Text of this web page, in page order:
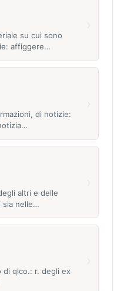
su cui sono
affiggere…
di notizie:
altri e delle
sia nelle…
di qlco.: r. degli ex